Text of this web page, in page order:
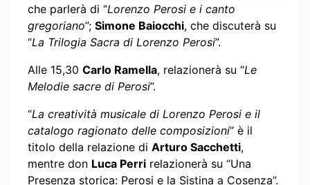
che parlerà di “Lorenzo Perosi e i canto
gregoriano”; Simone Baiocchi, che discuterà su
“La Trilogia Sacra di Lorenzo Perosi”.
Alle 15,30 Carlo Ramella, relazionerà su “Le
Melodie sacre di Perosi”.
“La creatività musicale di Lorenzo Perosi e il
catalogo ragionato delle composizioni” è il
titolo della relazione di Arturo Sacchetti,
mentre don Luca Perri relazionerà su “Una
Presenza storica: Perosi e la Sistina a Cosenza”.